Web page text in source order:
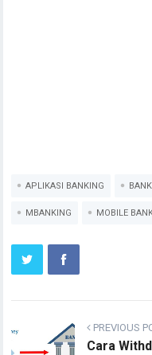
APLIKASI BANKING
MBANKING MOBILE
PREVIOUS
Cara